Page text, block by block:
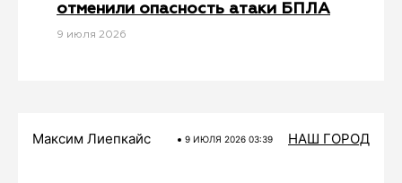
отменили опасность атаки БПЛА
9 июля 2026
Максим Лиепкайс 9 ИЮЛЯ 2026 03:39 НАШ ГОРОД